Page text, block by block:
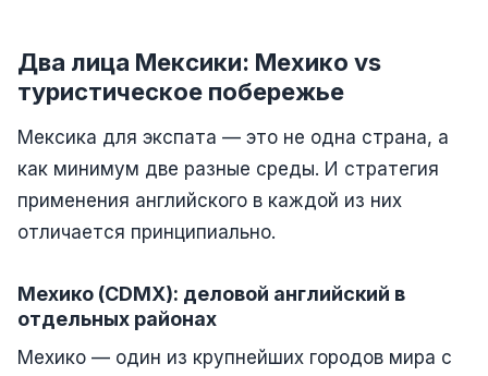
Два лица Мексики: Мехико vs
туристическое побережье
Мексика для экспата — это не одна страна, а
как минимум две разные среды. И стратегия
применения английского в каждой из них
отличается принципиально.
Мехико (CDMX): деловой английский в
отдельных районах
Мехико — один из крупнейших городов мира с